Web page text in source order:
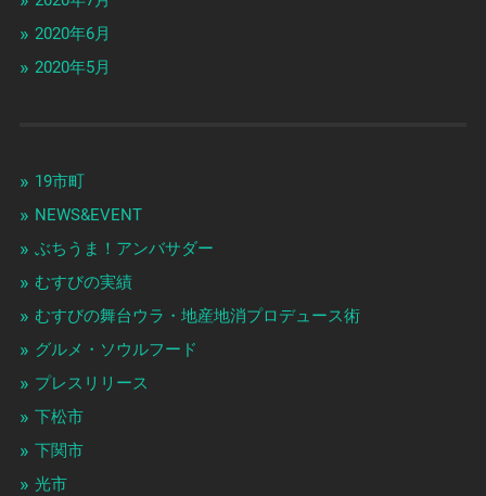
2020年6月
2020年5月
19市町
NEWS&EVENT
ぶちうま！アンバサダー
むすびの実績
むすびの舞台ウラ・地産地消プロデュース術
グルメ・ソウルフード
プレスリリース
下松市
下関市
光市